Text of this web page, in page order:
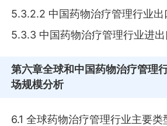
5.3.2.2 中国药物治疗管理行业出
5.3.3 中国药物治疗管理行业进
第六章全球和中国药物治疗管理
场规模分析
6.1 全球药物治疗管理行业主要